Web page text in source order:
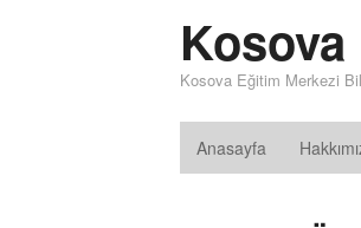
Kosova Eğitim Merkezi
Anasayfa